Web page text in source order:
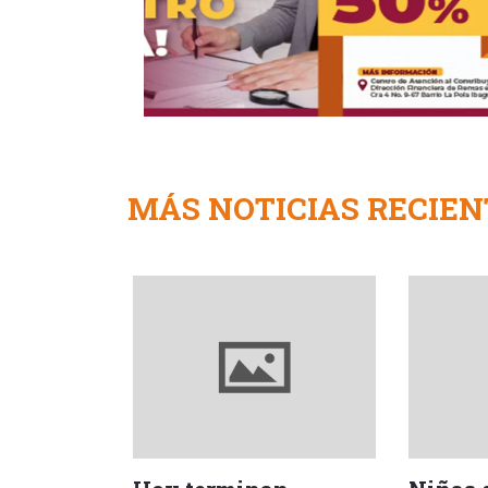
MÁS NOTICIAS